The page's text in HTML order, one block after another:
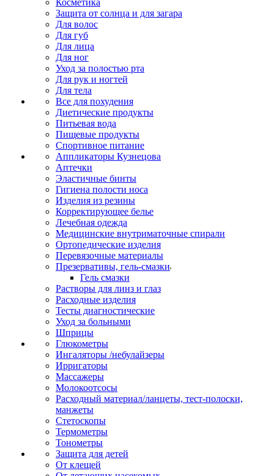
Косметика
Защита от солнца и для загара
Для волос
Для губ
Для лица
Для ног
Уход за полостью рта
Для рук и ногтей
Для тела
Все для похудения
Диетические продукты
Питьевая вода
Пищевые продукты
Спортивное питание
Аппликаторы Кузнецова
Аптечки
Эластичные бинты
Гигиена полости носа
Изделия из резины
Корректирующее белье
Лечебная одежда
Медицинские внутриматочные спирали
Ортопедические изделия
Перевязочные материалы
Презервативы, гель-смазки
Гель смазки
Растворы для линз и глаз
Расходные изделия
Тесты диагностические
Уход за больными
Шприцы
Глюкометры
Ингаляторы /небулайзеры
Ирригаторы
Массажеры
Молокоотсосы
Расходный материал/ланцеты, тест-полоски,
манжеты
Стетоскопы
Термометры
Тонометры
Защита для детей
От клещей